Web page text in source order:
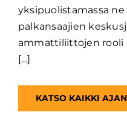
yksipuolistamassa ne
palkansaajien
ammattiliittojen rooli
[...]
KATSO KAIKKI